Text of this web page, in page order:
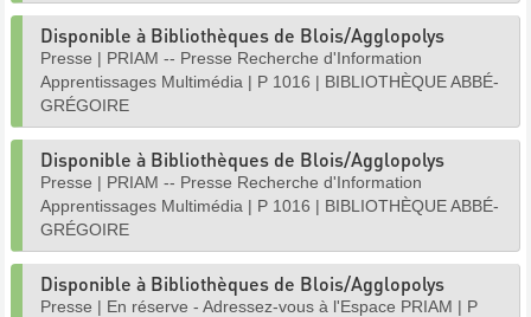
Disponible à Bibliothèques de Blois/Agglopolys
Presse | PRIAM -- Presse Recherche d'Information
Apprentissages Multimédia | P 1016 | BIBLIOTHÈQUE ABBÉ-
GRÉGOIRE
Disponible à Bibliothèques de Blois/Agglopolys
Presse | PRIAM -- Presse Recherche d'Information
Apprentissages Multimédia | P 1016 | BIBLIOTHÈQUE ABBÉ-
GRÉGOIRE
Disponible à Bibliothèques de Blois/Agglopolys
Presse | En réserve - Adressez-vous à l'Espace PRIAM | P